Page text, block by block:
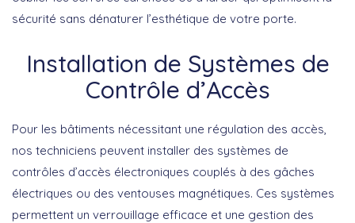
sécurité sans dénaturer l’esthétique de votre porte.
Installation de Systèmes de
Contrôle d’Accès
Pour les bâtiments nécessitant une régulation des accès,
nos techniciens peuvent installer des systèmes de
contrôles d’accès électroniques couplés à des gâches
électriques ou des ventouses magnétiques. Ces systèmes
permettent un verrouillage efficace et une gestion des